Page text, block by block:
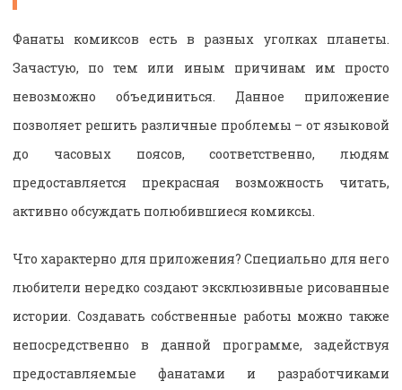
Фанаты комиксов есть в разных уголках планеты.
Зачастую, по тем или иным причинам им просто
невозможно объединиться. Данное приложение
позволяет решить различные проблемы – от языковой
до часовых поясов, соответственно, людям
предоставляется прекрасная возможность читать,
активно обсуждать полюбившиеся комиксы.
Что характерно для приложения? Специально для него
любители нередко создают эксклюзивные рисованные
истории. Создавать собственные работы можно также
непосредственно в данной программе, задействуя
предоставляемые фанатами и разработчиками